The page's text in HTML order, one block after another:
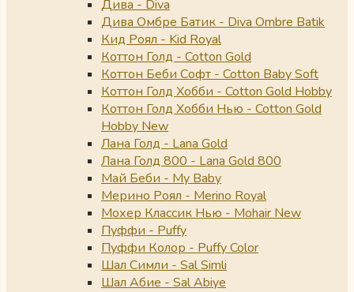
Дива - Diva
Дива Омбре Батик - Diva Ombre Batik
Кид Роял - Kid Royal
Коттон Голд - Cotton Gold
Коттон Беби Софт - Cotton Baby Soft
Коттон Голд Хобби - Cotton Gold Hobby
Коттон Голд Хобби Нью - Cotton Gold
Hobby New
Лана Голд - Lana Gold
Лана Голд 800 - Lana Gold 800
Май Беби - My Baby
Мерино Роял - Merino Royal
Мохер Классик Нью - Mohair New
Пуффи - Puffy
Пуффи Колор - Puffy Color
Шал Симли - Sal Simli
Шал Абие - Sal Abiye